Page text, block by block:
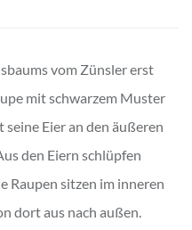
vom Zünsler erst
mit schwarzem Muster
Eier an den äußeren
den Eiern schlüpfen
Raupen sitzen im inneren
dort aus nach außen.